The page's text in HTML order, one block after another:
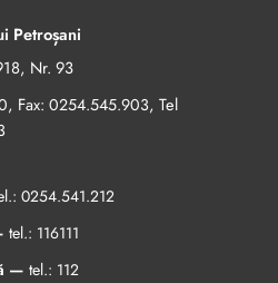
Petroșani
Nr. 93
, Fax: 0254.545.903, Tel
0254.541.212
tel.: 116111
— tel.: 112